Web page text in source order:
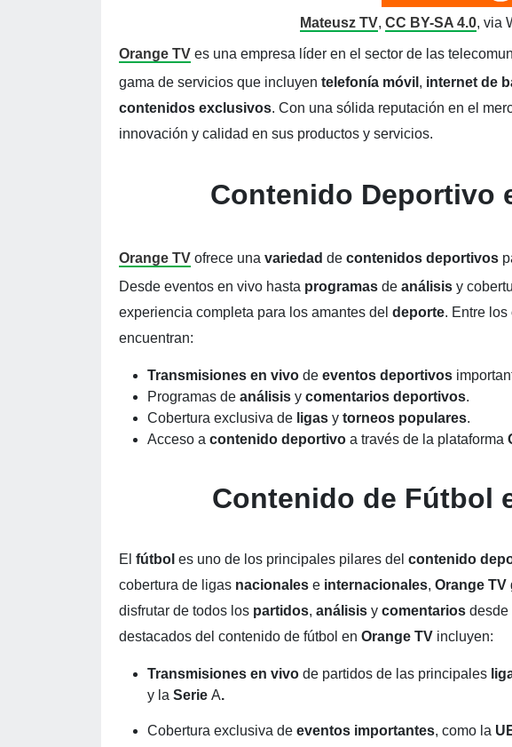
Mateusz TV, CC BY-SA 4.0, via
Orange TV es una empresa líder en el sector de las
gama de servicios que incluyen telefonía móvil , internet de
contenidos exclusivos. Con una sólida reputación en el
innovación y calidad en sus productos y servicios.
Contenido Deportivo
Orange TV ofrece una variedad de contenidos deportivos
Desde eventos en vivo hasta programas de análisis y
experiencia completa para los amantes del deporte. Entre los
encuentran:
Transmisiones en vivo de eventos deportivos
Programas de análisis y comentarios deportivos.
Cobertura exclusiva de ligas y torneos populares.
Acceso a contenido deportivo a través de la plataforma
Contenido de Fútbol
El fútbol es uno de los principales pilares del contenido
cobertura de ligas nacionales e internacionales, Orange TV
disfrutar de todos los partidos, análisis y comentarios desde
destacados del contenido de fútbol en Orange TV incluyen:
Transmisiones en vivo de partidos de las principales
y la Serie A.
Cobertura exclusiva de eventos importantes, como la